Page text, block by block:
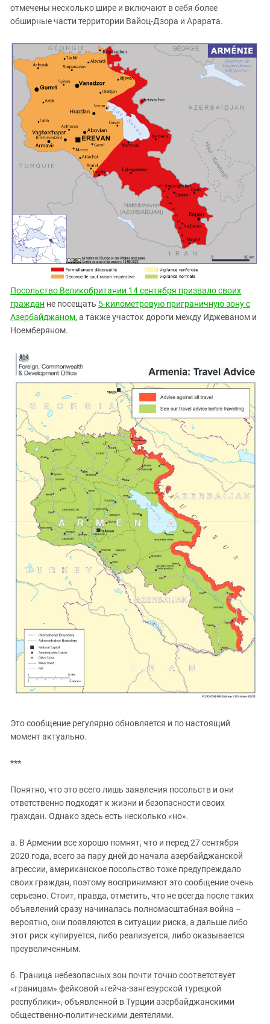
отмечены несколько шире и включают в себя более
обширные части территории Вайоц-Дзора и Арарата.
Посольство Великобритании 14 сентября призвало своих
граждан не посещать 5-километровую приграничную зону с
Азербайджаном, а также участок дороги между Иджеваном и
Ноемберяном.
Это сообщение регулярно обновляется и по настоящий
момент актуально.
***
Понятно, что это всего лишь заявления посольств и они
ответственно подходят к жизни и безопасности своих
граждан. Однако здесь есть несколько «но».
а. В Армении все хорошо помнят, что и перед 27 сентября
2020 года, всего за пару дней до начала азербайджанской
агрессии, американское посольство тоже предупреждало
своих граждан, поэтому воспринимают это сообщение очень
серьезно. Стоит, правда, отметить, что не всегда после таких
объявлений сразу начиналась полномасштабная война –
вероятно, они появляются в ситуации риска, а дальше либо
этот риск купируется, либо реализуется, либо оказывается
преувеличенным.
б. Граница небезопасных зон почти точно соответствует
«границам» фейковой «гейча-зангезурской турецкой
республики», объявленной в Турции азербайджанскими
общественно-политическими деятелями.